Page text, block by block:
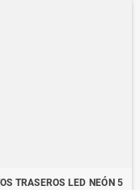
TRASEROS LED NEÓN 5